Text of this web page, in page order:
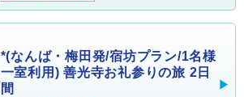
*(なんば・梅田発/宿坊プラン/1名様
一室利用) 善光寺お礼参りの旅 2日
間